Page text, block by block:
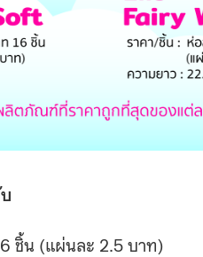
ชิ้น (แผ่นละ 2.5 บาท)